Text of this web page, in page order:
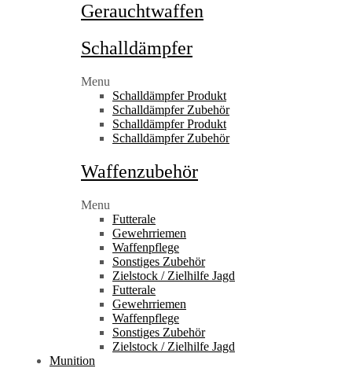
Gerauchtwaffen
Schalldämpfer
Menu
Schalldämpfer Produkt
Schalldämpfer Zubehör
Schalldämpfer Produkt
Schalldämpfer Zubehör
Waffenzubehör
Menu
Futterale
Gewehrriemen
Waffenpflege
Sonstiges Zubehör
Zielstock / Zielhilfe Jagd
Futterale
Gewehrriemen
Waffenpflege
Sonstiges Zubehör
Zielstock / Zielhilfe Jagd
Munition